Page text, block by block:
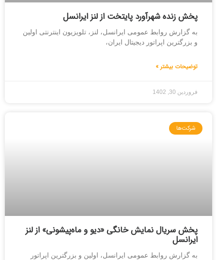
پخش زنده شهرآورد پایتخت از لنز ایرانسل
به گزارش روابط عمومی ایرانسل، لنز، تلویزیون اینترنتی اولین
و بزرگترین اپراتور دیجیتال ایران،
توضیحات بیشتر »
فروردین 30, 1402
شرکت‌ها
پخش سریال نمایش خانگی «دیو و ماه‌پیشونی» از لنز
ایرانسل
به گزارش روابط عمومی ایرانسل، اولین و بزرگترین اپراتور